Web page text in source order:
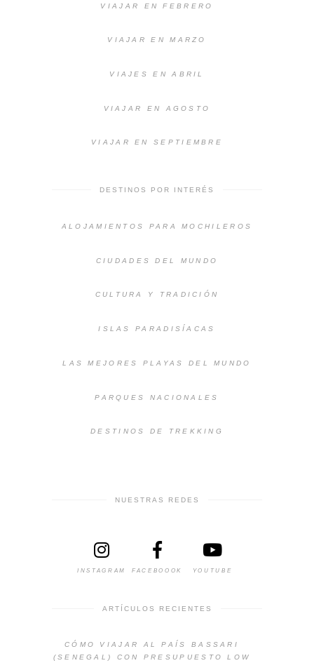
VIAJAR EN FEBRERO
VIAJAR EN MARZO
VIAJES EN ABRIL
VIAJAR EN AGOSTO
VIAJAR EN SEPTIEMBRE
DESTINOS POR INTERÉS
ALOJAMIENTOS PARA MOCHILEROS
CIUDADES DEL MUNDO
CULTURA Y TRADICIÓN
ISLAS PARADISÍACAS
LAS MEJORES PLAYAS DEL MUNDO
PARQUES NACIONALES
DESTINOS DE TREKKING
NUESTRAS REDES
INSTAGRAM FACEBOOOK YOUTUBE
ARTÍCULOS RECIENTES
CÓMO VIAJAR AL PAÍS BASSARI
(SENEGAL) CON PRESUPUESTO LOW